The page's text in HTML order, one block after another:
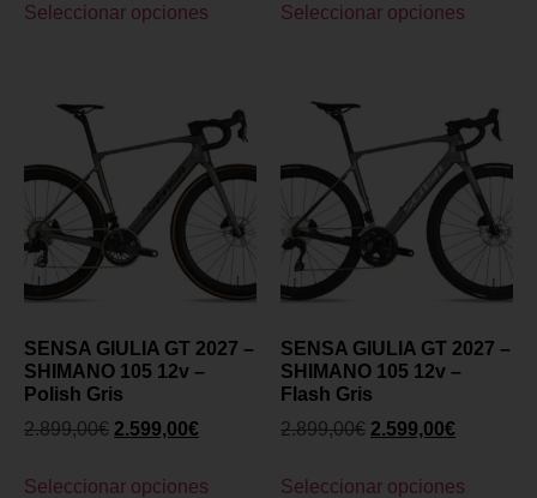
Seleccionar opciones Seleccionar opciones
SENSA GIULIA GT 2027 –
SHIMANO 105 12v –
Polish Gris
2.899,00€ 2.599,00€
Seleccionar opciones
SENSA GIULIA GT 2027 –
SHIMANO 105 12v –
Flash Gris
2.899,00€ 2.599,00€
Seleccionar opciones